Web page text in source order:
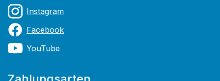
Instagram
Facebook
YouTube